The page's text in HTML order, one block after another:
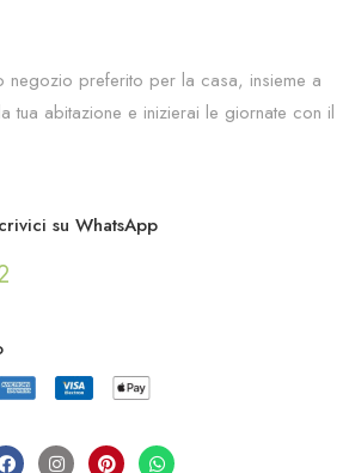
negozio preferito per la casa, insieme a
tua abitazione e inizierai le giornate con il
su WhatsApp